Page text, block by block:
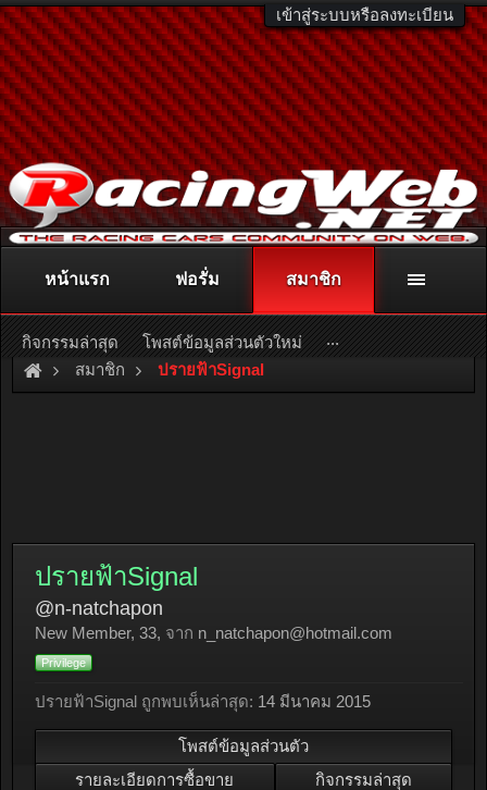
เข้าสู่ระบบหรือลงทะเบียน
ติดต่อลงโฆษณา racingweb@gmail.comหรือโทร. 081-811-1138
หรืออ่านรายละเอียดเพิ่มเติม คลิกที่นี่
สมาชิก ปรายฟ้าSignal
ปรายฟ้าSignal
@n-natchapon
New Member, 33, จาก n_natchapon@hotmail.com
Privilege
ปรายฟ้าSignal ถูกพบเห็นล่าสุด: 14 มีนาคม 2015
โพสต์ข้อมูลส่วนตัว
รายละเอียดการซื้อขาย
กิจกรรมล่าสุด
หน้าแรก ฟอรั่ม สมาชิก
กิจกรรมล่าสุด โพสต์ข้อมูลส่วนตัวใหม่ ...